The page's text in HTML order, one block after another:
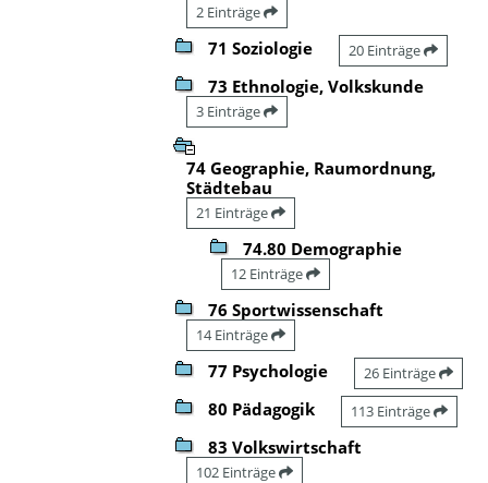
2 Einträge
71 Soziologie 20 Einträge
73 Ethnologie, Volkskunde
3 Einträge
74 Geographie, Raumordnung,
Städtebau
21 Einträge
74.80 Demographie
12 Einträge
76 Sportwissenschaft
14 Einträge
77 Psychologie 26 Einträge
80 Pädagogik 113 Einträge
83 Volkswirtschaft
102 Einträge